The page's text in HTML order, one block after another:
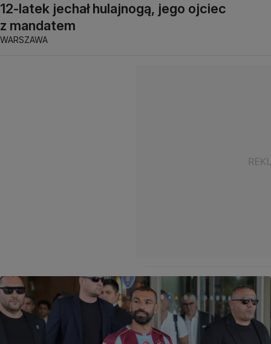
12-latek jechał hulajnogą, jego ojciec
z mandatem
WARSZAWA